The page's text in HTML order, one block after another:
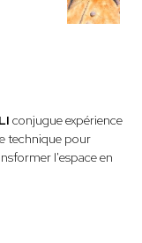
conjugue expérience
technique pour
l'espace en